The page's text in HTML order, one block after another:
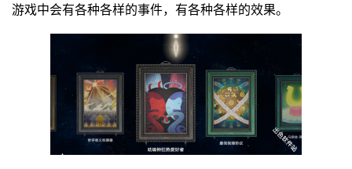
游戏中会有各种各样的事件，有各种各样的效果。